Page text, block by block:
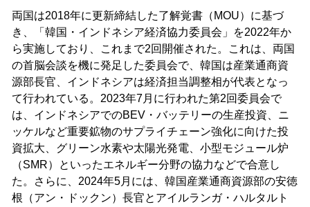
両国は2018年に更新締結した了解覚書（MOU）に基づ
き、「韓国・インドネシア経済協力委員会」を2022年か
ら実施しており、これまで2回開催された。これは、両国
の首脳会談を機に発足した委員会で、韓国は産業通商資
源部長官、インドネシアは経済担当調整相が代表となっ
て行われている。2023年7月に行われた第2回委員会で
は、インドネシアでのBEV・バッテリーの生産投資、ニ
ッケルなど重要鉱物のサプライチェーン強化に向けた投
資拡大、グリーン水素や太陽光発電、小型モジュール炉
（SMR）といったエネルギー分野の協力などで合意し
た。さらに、2024年5月には、韓国産業通商資源部の安徳
根（アン・ドックン）長官とアイルランガ・ハルタルト